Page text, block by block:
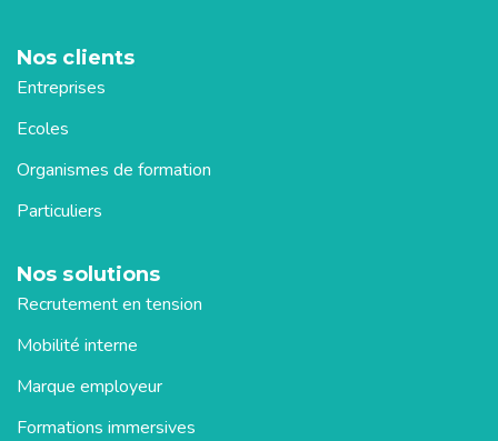
Nos clients
Entreprises
Ecoles
Organismes de formation
Particuliers
Nos solutions
Recrutement en tension
Mobilité interne
Marque employeur
Formations immersives